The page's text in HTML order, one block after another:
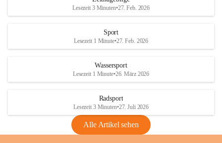
Maßnahmen zur Bekämpfung
Rebe und der Amerikanischen
Anhang VBl. EU Nr. 18
1 Seite•1,4 MB
VBl. EU Nr. 18_2026
Lesezeit 3 Minuten•27. Feb. 2026
Sport
Lesezeit 1 Minute•27. Feb. 2026
Wassersport
Lesezeit 1 Minute•26. März 2026
Radsport
Lesezeit 3 Minuten•27. Juli 2026
Alle Artikel sehen